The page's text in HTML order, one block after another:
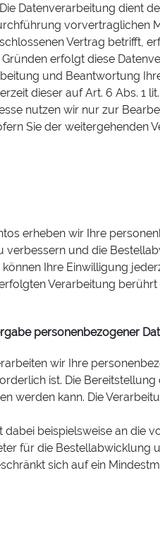
Datenverarbeitung dient
vorvertraglichen
Vertrag betrifft,
erfolgt diese
und Beantwortung
dieser auf Art. 6 Abs. 1
nutzen wir nur zur
Sie der weitergehenden
erheben wir Ihre
verbessern und die
können Ihre Einwilligung
Verarbeitung
personenbezogener
wir Ihre
ist. Die
werden kann. Die
dabei beispielsweise an die
für die Bestellabwicklung
sich auf ein